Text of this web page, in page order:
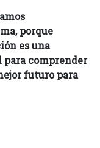
porque
es una
comprender
futuro para